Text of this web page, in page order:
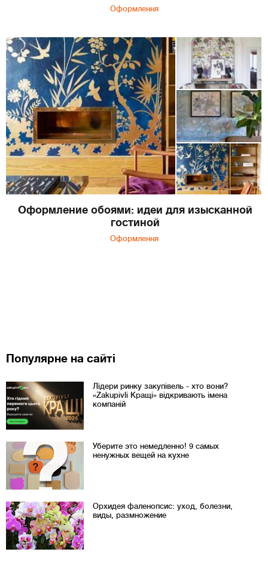
Оформлення
Оформление обоями: идеи для изысканной
гостиной
Оформлення
Популярне на сайті
Лідери ринку закупівель - хто вони?
«Zakupivli Кращі» відкривають імена
компаній
Уберите это немедленно! 9 самых
ненужных вещей на кухне
Орхидея фаленопсис: уход, болезни,
виды, размножение